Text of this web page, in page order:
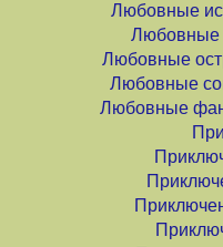
Любовные
Любовные
Любовные
Любовные
Любовные